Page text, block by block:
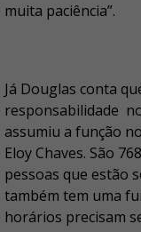
muita paciência”.
Já Douglas conta
responsabilidade
assumiu a função
Eloy Chaves. São
pessoas que estão
também tem uma
horários precisam